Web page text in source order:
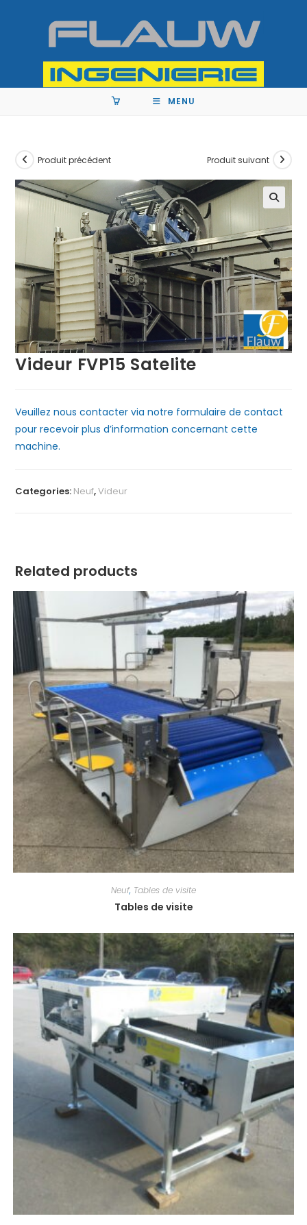
MENU
Produit précédent Produit suivant
Videur FVP15 Satelite
Veuillez nous contacter via notre formulaire de contact
pour recevoir plus d’information concernant cette
machine.
Categories: Neuf,Videur
Related products
Neuf, Tables de visite
Tables de visite